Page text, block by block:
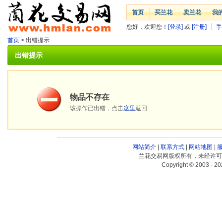
首页 买兰花 卖兰花 我
您好，欢迎您！ [登录] 或 [注册]
首页 > 出错提示
出错提示
物品不存在
该操作已出错，点击这里返回
网站简介| 联系方式| 网站地图
兰花交易网版权所有，未经许
Copyright © 2003 -